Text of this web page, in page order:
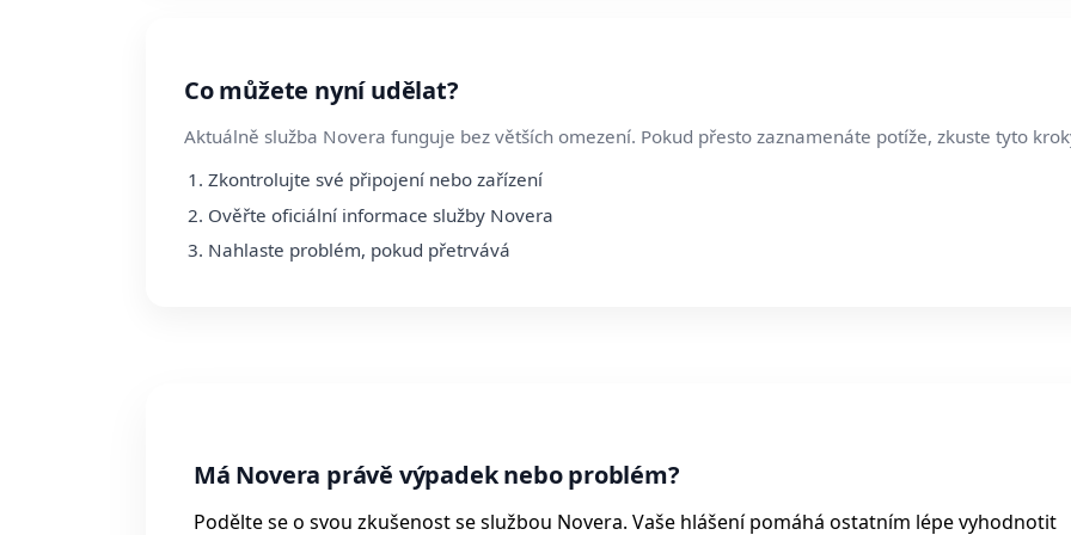
Co můžete nyní udělat?
Aktuálně služba Novera funguje bez větších omezení. Pokud přesto zaznamenáte potíže, zkuste tyto
Zkontrolujte své připojení nebo zařízení
Ověřte oficiální informace služby Novera
Nahlaste problém, pokud přetrvává
Má Novera právě výpadek nebo problém?
Podělte se o svou zkušenost se službou Novera. Vaše hlášení pomáhá ostatním lépe vyhodnotit